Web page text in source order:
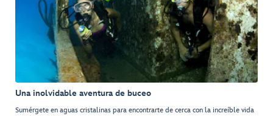
Una inolvidable aventura de buceo
Sumérgete en aguas cristalinas para encontrarte de cerca con la increíble vida